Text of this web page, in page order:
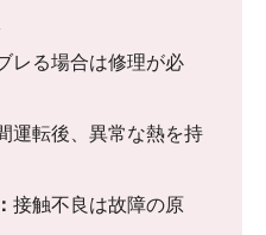
レる場合は修理が必
運転後、異常な熱を持
接触不良は故障の原